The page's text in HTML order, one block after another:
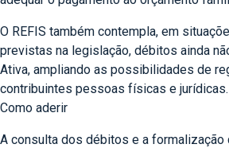
O REFIS também contempla, em
previstas na legislação, débitos ainda
Ativa, ampliando as possibilidades de
contribuintes pessoas físicas e jurídicas.
Como aderir
A consulta dos débitos e a formalização